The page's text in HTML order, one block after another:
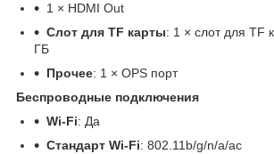
1 × HDMI Out
Слот для TF карты: 1 × слот для TF
ГБ
Прочее: 1 × OPS порт
Беспроводные подключения
Wi-Fi: Да
Стандарт Wi-Fi: 802.11b/g/n/a/ac